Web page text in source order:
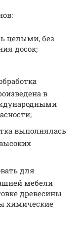
целыми, без
досок;
в
выполнялась
для
мебели
древесины
химические